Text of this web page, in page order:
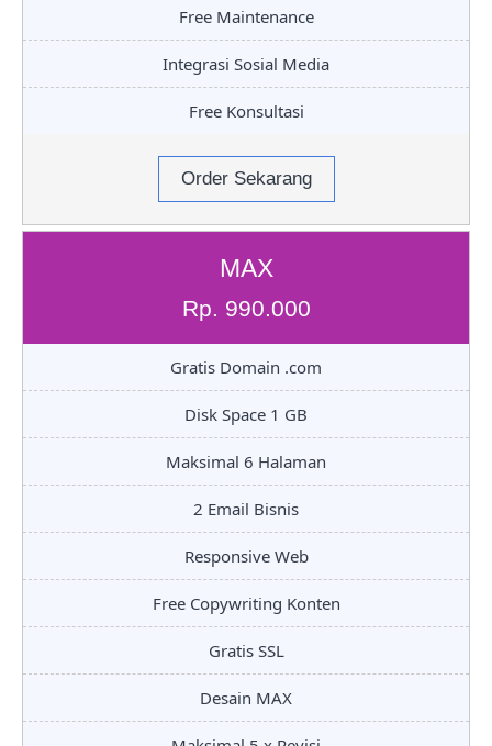
Free Maintenance
Integrasi Sosial Media
Free Konsultasi
Order Sekarang
MAX
Rp. 990.000
Gratis Domain .com
Disk Space 1 GB
Maksimal 6 Halaman
2 Email Bisnis
Responsive Web
Free Copywriting Konten
Gratis SSL
Desain MAX